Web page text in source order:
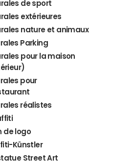
de sport
extérieures
nature et animaux
Parking
pour la maison
pour
réalistes
de logo
Künstler
Street Art